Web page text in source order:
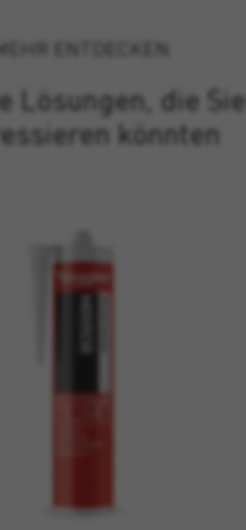
ENTDECKEN
Lösungen, die Sie
könnten